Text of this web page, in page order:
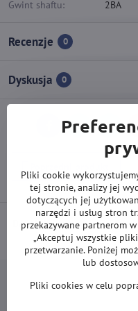
Gwint shaftu: 2BA
Recenzje 0
Dyskusja 0
FacebookTwitter
DARMOWA wysyłka od 500 zł
Pliki cookie
tej stronie, analizy jej
dotyczących jej
narzędzi i usług stron
przekazywane partnerom
„Akceptuj wszystkie
przetwarzanie. Poniżej
lub
Pliki cookies w celu